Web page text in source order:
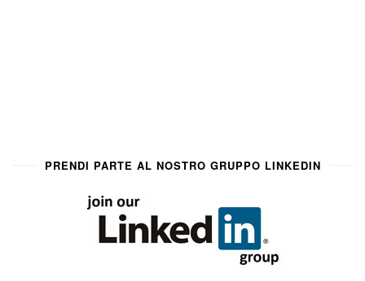
PRENDI PARTE AL NOSTRO GRUPPO LINKEDIN